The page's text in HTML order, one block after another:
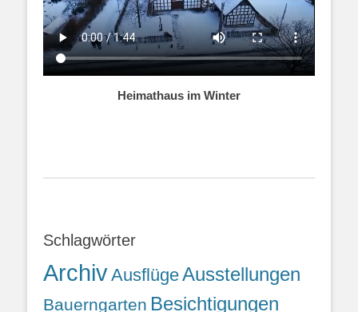
Heimathaus im Winter
Schlagwörter
ArchivAusflügeAusstellungen
Bauerngarten Besichtigungen